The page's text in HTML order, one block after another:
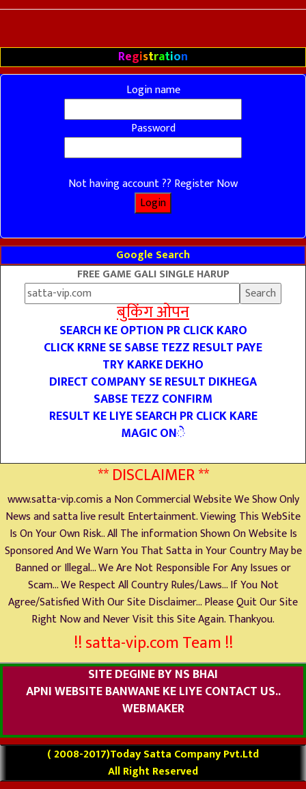
Registration
Login name
Password
Not having account ?? Register Now
Google Search
FREE GAME GALI SINGLE HARUP
बुकिंग ओपन
SEARCH KE OPTION PR CLICK KARO
CLICK KRNE SE SABSE TEZZ RESULT PAYE
TRY KARKE DEKHO
DIRECT COMPANY SE RESULT DIKHEGA
SABSE TEZZ CONFIRM
RESULT KE LIYE SEARCH PR CLICK KARE
MAGIC ONे
** DISCLAIMER **
www.satta-vip.comis a Non Commercial Website We Show Only
News and satta live result Entertainment. Viewing This WebSite
Is On Your Own Risk.. All The information Shown On Website Is
Sponsored And We Warn You That Satta in Your Country May be
Banned or Illegal... We Are Not Responsible For Any Issues or
Scam... We Respect All Country Rules/Laws... If You Not
Agree/Satisfied With Our Site Disclaimer... Please Quit Our Site
Right Now and Never Visit this Site Again. Thankyou.
!! satta-vip.com Team !!
SITE DEGINE BY NS BHAI
APNI WEBSITE BANWANE KE LIYE CONTACT US..
WEBMAKER
( 2008-2017)Today Satta Company Pvt.Ltd
All Right Reserved